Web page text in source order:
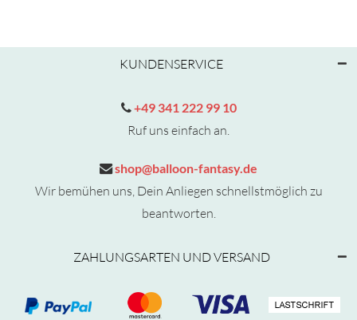
KUNDENSERVICE
+49 341 222 99 10
Ruf uns einfach an.
shop@balloon-fantasy.de
Wir bemühen uns, Dein Anliegen schnellstmöglich zu
beantworten.
ZAHLUNGSARTEN UND VERSAND